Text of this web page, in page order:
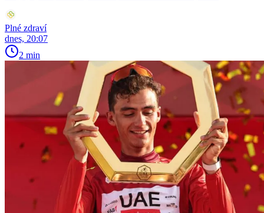
Plné zdraví
dnes, 20:07
2 min